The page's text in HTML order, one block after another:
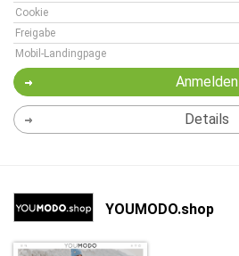
Cookie
Freigabe
Mobil-Landingpage
Anmelden
Details
YOUMODO.shop